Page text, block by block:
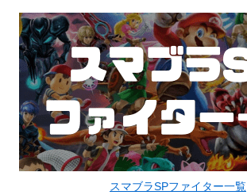
スマブラSPファイター一覧